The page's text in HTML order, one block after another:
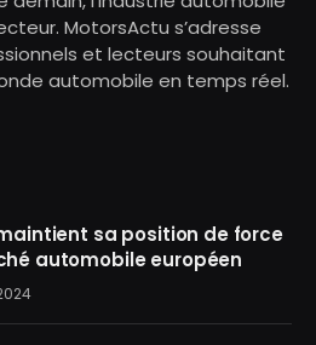
MotorsActu s’adresse
et lecteurs souhaitant
automobile en temps réel.
sa position de force
automobile européen